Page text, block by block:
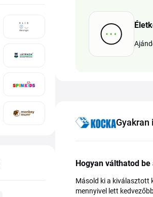
Hogyan válthatod
Másold ki a kiválasztott
mennyivel lett